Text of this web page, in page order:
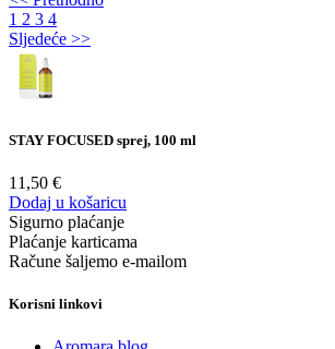
1 2 3 4
Sljedeće >>
STAY FOCUSED sprej, 100 ml
11,50 €
Dodaj u košaricu
Sigurno plaćanje
Plaćanje karticama
Račune šaljemo e-mailom
Korisni linkovi